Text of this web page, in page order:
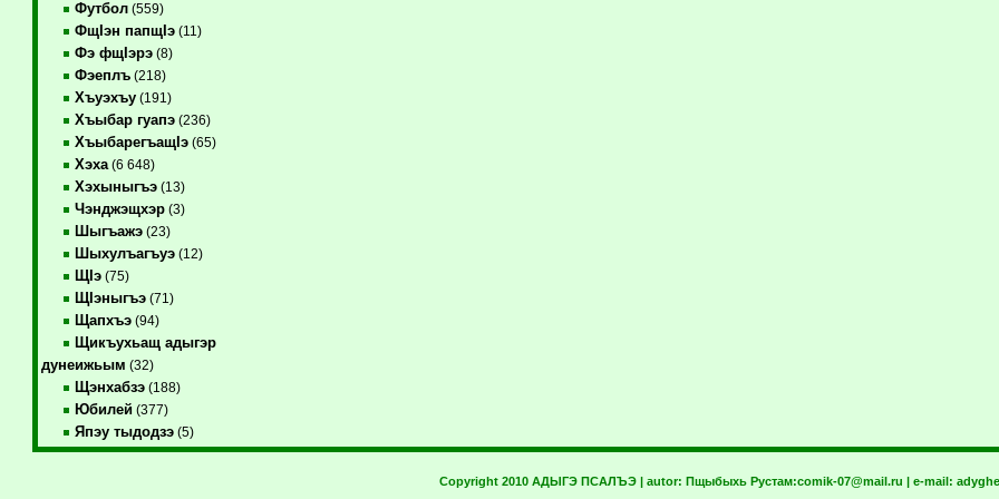
Футбол(559)
ФщIэн папщIэ(11)
Фэ фщIэрэ(8)
Фэеплъ(218)
Хъуэхъу(191)
Хъыбар гуапэ(236)
ХъыбарегъащIэ(65)
Хэха(6 648)
Хэхыныгъэ(13)
Чэнджэщхэр(3)
Шыгъажэ(23)
Шыхулъагъуэ(12)
ЩIэ(75)
ЩIэныгъэ(71)
Щапхъэ(94)
Щикъухьащ адыгэр
дунеижьым (32)
Щэнхабзэ(188)
Юбилей(377)
Япэу тыдодзэ(5)
Copyright 2010 АДЫГЭ ПСАЛЪЭ | autor: Пщыбыхь Рустам:comik-07@mail.ru | e-mail: